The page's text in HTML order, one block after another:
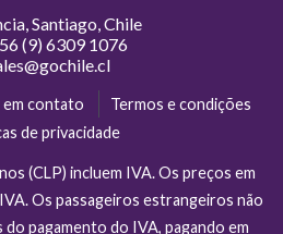
Santiago, Chile
(9) 6309 1076
contato
Termos e condições
de privacidade
(CLP) incluem IVA. Os preços em
Os passageiros estrangeiros não
pagamento do IVA, pagando em